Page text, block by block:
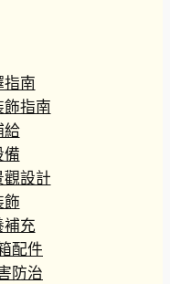
指南
飾指南
給
備
觀設計
飾
補充
配件
防治